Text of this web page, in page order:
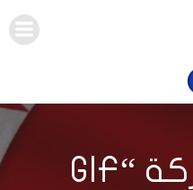
إفلاس شركة “GIF